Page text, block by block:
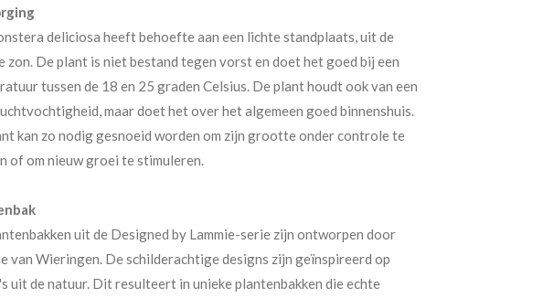
deliciosa heeft behoefte aan een lichte standplaats, uit de
zon. De plant is niet bestand tegen vorst en doet het goed bij een
tussen de 18 en 25 graden Celsius. De plant houdt ook van een
maar doet het over het algemeen goed binnenshuis.
kan zo nodig gesnoeid worden om zijn grootte onder controle te
of om nieuw groei te stimuleren.
uit de Designed by Lammie-serie zijn ontworpen door
van Wieringen. De schilderachtige designs zijn geïnspireerd op
uit de natuur. Dit resulteert in unieke plantenbakken die echte